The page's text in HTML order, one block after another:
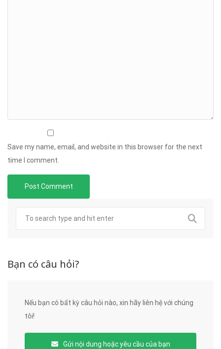
Save my name, email, and website in this browser for the next
time I comment.
Bạn có câu hỏi?
Nếu bạn có bất kỳ câu hỏi nào, xin hãy liên hệ với chúng
tôi!
Gửi nội dung hoặc yêu cầu của bạn